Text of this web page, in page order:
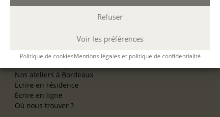
Refuser
Voir les préférences
Politique de cookiesMentions légales et politique de confidentialité
Nos ateliers à Paris
Nos ateliers à Bordeaux
Écrire en résidence
Écrire en ligne
Où nous trouver ?